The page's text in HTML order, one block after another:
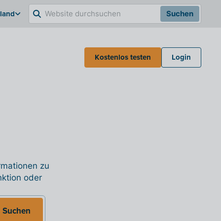
Suchen
Kostenlos testen Login
zu
oder
Suchen